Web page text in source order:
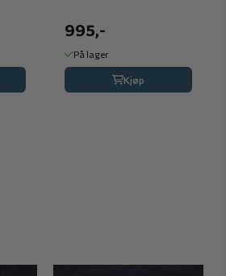
995,-
På lager
Kjøp